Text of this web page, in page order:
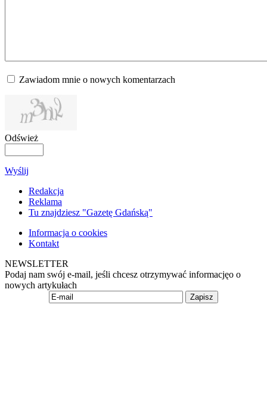
Zawiadom mnie o nowych komentarzach
Odśwież
Wyślij
Redakcja
Reklama
Tu znajdziesz "Gazetę Gdańską"
Informacja o cookies
Kontakt
NEWSLETTER
Podaj nam swój e-mail, jeśli chcesz otrzymywać informacjęo o
nowych artykułach
Zapisz